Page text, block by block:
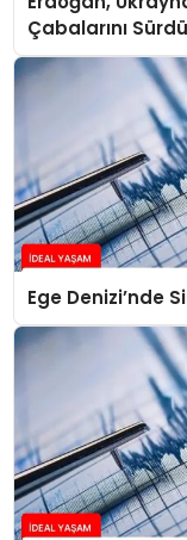
Çabalarını
Ege Denizi’nde